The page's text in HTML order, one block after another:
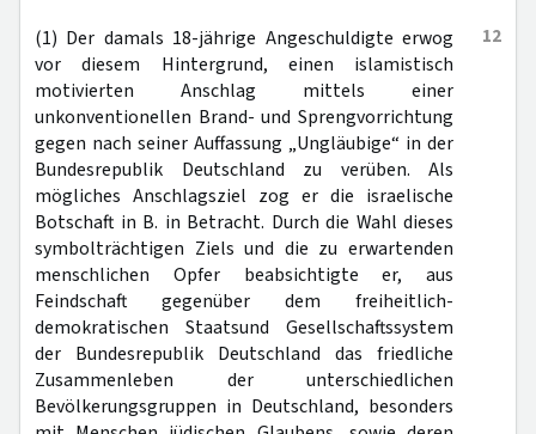
12
(1) Der damals 18-jährige Angeschuldigte erwog
vor diesem Hintergrund, einen islamistisch
motivierten Anschlag mittels einer
unkonventionellen Brand- und Sprengvorrichtung
gegen nach seiner Auffassung „Ungläubige“ in der
Bundesrepublik Deutschland zu verüben. Als
mögliches Anschlagsziel zog er die israelische
Botschaft in B. in Betracht. Durch die Wahl dieses
symbolträchtigen Ziels und die zu erwartenden
menschlichen Opfer beabsichtigte er, aus
Feindschaft gegenüber dem freiheitlich-
demokratischen Staatsund Gesellschaftssystem
der Bundesrepublik Deutschland das friedliche
Zusammenleben der unterschiedlichen
Bevölkerungsgruppen in Deutschland, besonders